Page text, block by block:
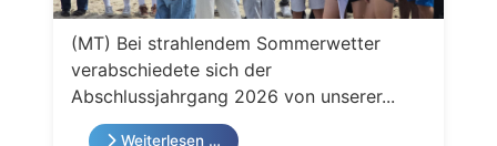
(MT) Bei strahlendem Sommerwetter
verabschiedete sich der
Abschlussjahrgang 2026 von unserer...
Weiterlesen …